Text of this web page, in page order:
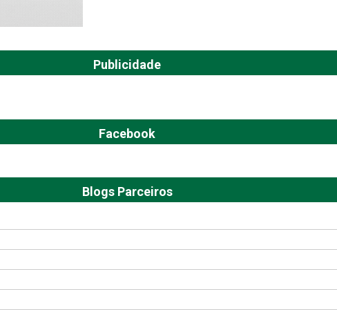
Publicidade
Facebook
Blogs Parceiros